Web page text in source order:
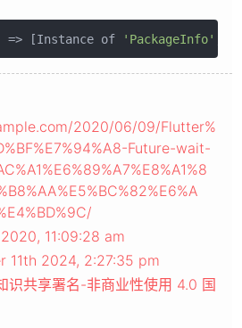
[Instance of 'PackageInfo'
2020/06/09/Flutter%
Future-wait-
11:09:28 am
11th 2024, 2:27:35 pm
识共享署名-非商业性使用 4.0 国